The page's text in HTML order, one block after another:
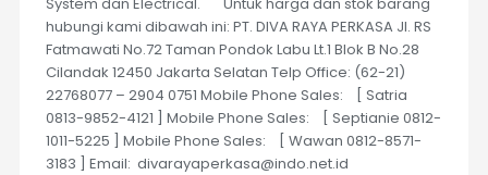
hubungi kami dibawah ini: PT. DIVA RAYA PERKASA Jl. RS
Fatmawati No.72 Taman Pondok Labu Lt.1 Blok B No.28
Cilandak 12450 Jakarta Selatan Telp Office: (62-21)
22768077 – 2904 0751 Mobile Phone Sales: [ Satria
0813-9852-4121 ] Mobile Phone Sales: [ Septianie 0812-
1011-5225 ] Mobile Phone Sales: [ Wawan 0812-8571-
3183 ] Email: divarayaperkasa@indo.net.id